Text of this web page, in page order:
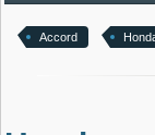
Accord